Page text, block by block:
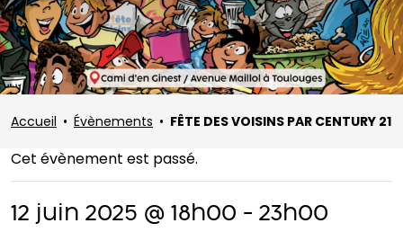
Accueil • Évènements • FÊTE DES VOISINS PAR CENTURY 21
Cet évènement est passé.
12 juin 2025 @ 18h00 - 23h00